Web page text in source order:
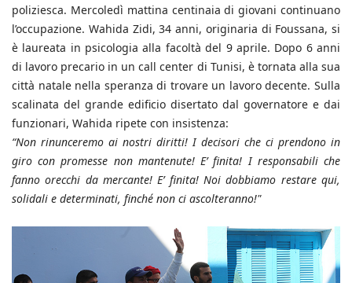
poliziesca. Mercoledì mattina centinaia di giovani continuano
l’occupazione. Wahida Zidi, 34 anni, originaria di Foussana, si
è laureata in psicologia alla facoltà del 9 aprile. Dopo 6 anni
di lavoro precario in un call center di Tunisi, è tornata alla sua
città natale nella speranza di trovare un lavoro decente. Sulla
scalinata del grande edificio disertato dal governatore e dai
funzionari, Wahida ripete con insistenza:
“Non rinunceremo ai nostri diritti! I decisori che ci prendono in
giro con promesse non mantenute! E’ finita! I responsabili che
fanno orecchi da mercante! E’ finita! Noi dobbiamo restare qui,
solidali e determinati, finché non ci ascolteranno!"